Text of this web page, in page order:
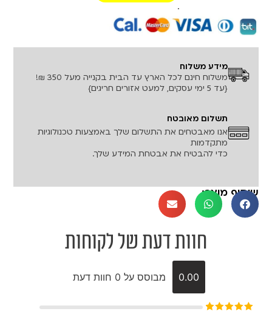
רכישה מאובטחת!
מידע משלוח
משלוח חינם לכל הארץ עד הבית בקנייה מעל 350 ₪!
{עד 5 ימי עסקים, למעט אזורים חריגים}
תשלום מאובטח
אנו מאבטחים את התשלום שלך באמצעות טכנולוגיות
מתקדמות
כדי להבטיח את אבטחת המידע שלך.
שיתוף מוצר:
חוות דעת של לקוחות
0.00 מבוסס על 0 חוות דעת